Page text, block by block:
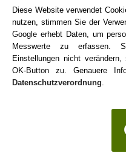
wie Sheena oder Phoebe
Sonnenzeichen auszuhalten
klar zu kommen, ist nun mal
nicht alle mit
Skorpionen
Muss man dafür im gleichen
unter dem Deckmäntelchen
unterschieben? Alles was bei
"Leben und leben lassen"
Vorgehensweise ... künstlich
Diese Website verwendet
nutzen, stimmen Sie der
Google erhebt Daten, um
Messwerte zu erfassen.
Einstellungen nicht
OK-Button zu. Genauere
Datenschutzverordnung